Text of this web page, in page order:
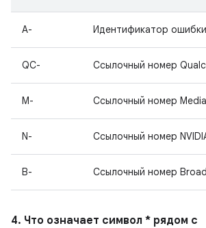
A- Идентификатор
QC- Ссылочный номер
M- Ссылочный номер
N- Ссылочный номер
B- Ссылочный номер
4. Что означает символ * рядом с